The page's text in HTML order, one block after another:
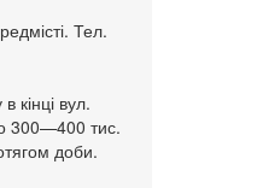
Тел.
кінці вул.
300—400 тис.
доби.